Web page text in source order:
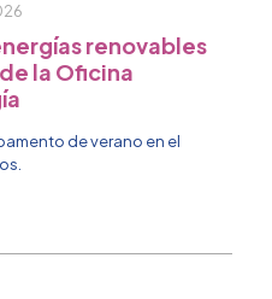
renovables
la Oficina
de verano en el